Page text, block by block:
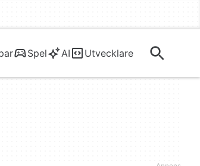
Spel AI Utvecklare